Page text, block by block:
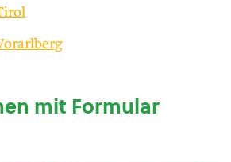
mit Formular